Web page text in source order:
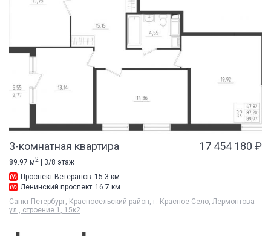
3-комнатная квартира 17 454 180 ₽
89.97 м2 | 3/8 этаж
Проспект Ветеранов 15.3 км
Ленинский проспект 16.7 км
Санкт-Петербург, Красносельский район, г. Красное Село, Лермонтова
ул., строение 1, 15к2